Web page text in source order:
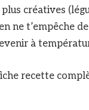
créatives
ne t’empêche
à
recette